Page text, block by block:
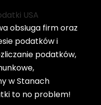
obsługa firm oraz
podatków i
podatków,
w Stanach
to no problem!